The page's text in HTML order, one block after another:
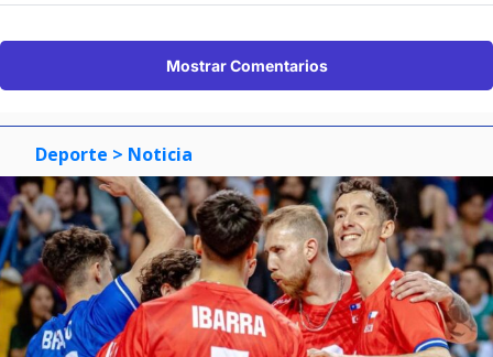
Mostrar Comentarios
Deporte > Noticia